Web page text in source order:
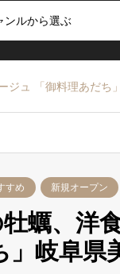
ンルから選ぶ
ュ 「御料理あだち
すめ 新規オープン
蠣、洋
」岐阜県